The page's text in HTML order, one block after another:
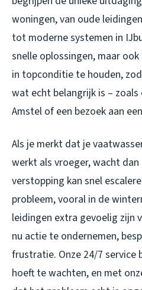
woningen, van oude
tot moderne systemen in
snelle oplossingen, maar
in topconditie te houden,
wat echt belangrijk is –
Amstel of een bezoek aan
Als je merkt dat je
werkt als vroeger, wacht
verstopping kan snel
probleem, vooral in de
leidingen extra gevoelig zijn
nu actie te ondernemen,
frustratie. Onze 24/7
hoeft te wachten, en met